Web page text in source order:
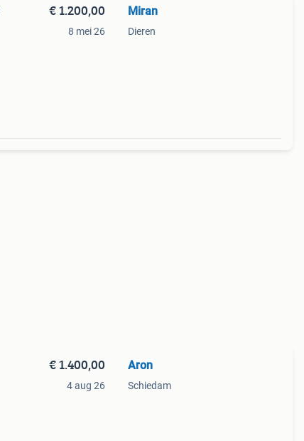
€ 1.200,00
8 mei 26
Miran
Dieren
€ 1.400,00
4 aug 26
Aron
Schiedam